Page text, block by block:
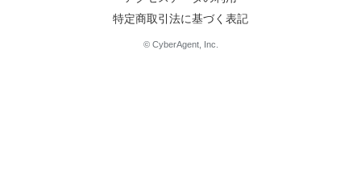
特定商取引法に基づく表記
© CyberAgent, Inc.